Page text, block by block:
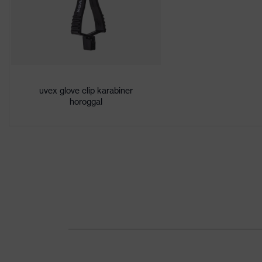
Egészségvédelem
Termékkategória
uvex glove clip karabiner
horoggal